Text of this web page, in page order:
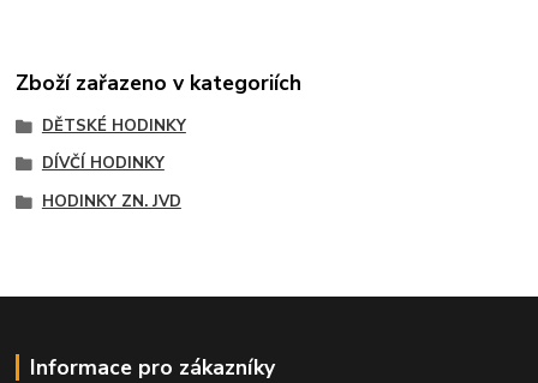
Zboží zařazeno v kategoriích
DĚTSKÉ HODINKY
DÍVČÍ HODINKY
HODINKY ZN. JVD
Informace pro zákazníky